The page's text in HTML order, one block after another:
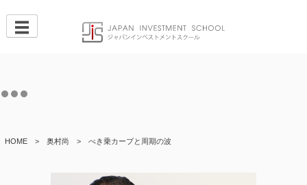
Skip
to
HOME > 奥村尚 > べき乗カーブと周期の波